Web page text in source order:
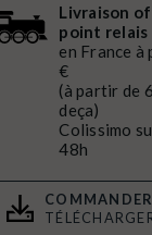
Livraison
point relais
en France
€
(à partir de
deça)
Colissimo
48h